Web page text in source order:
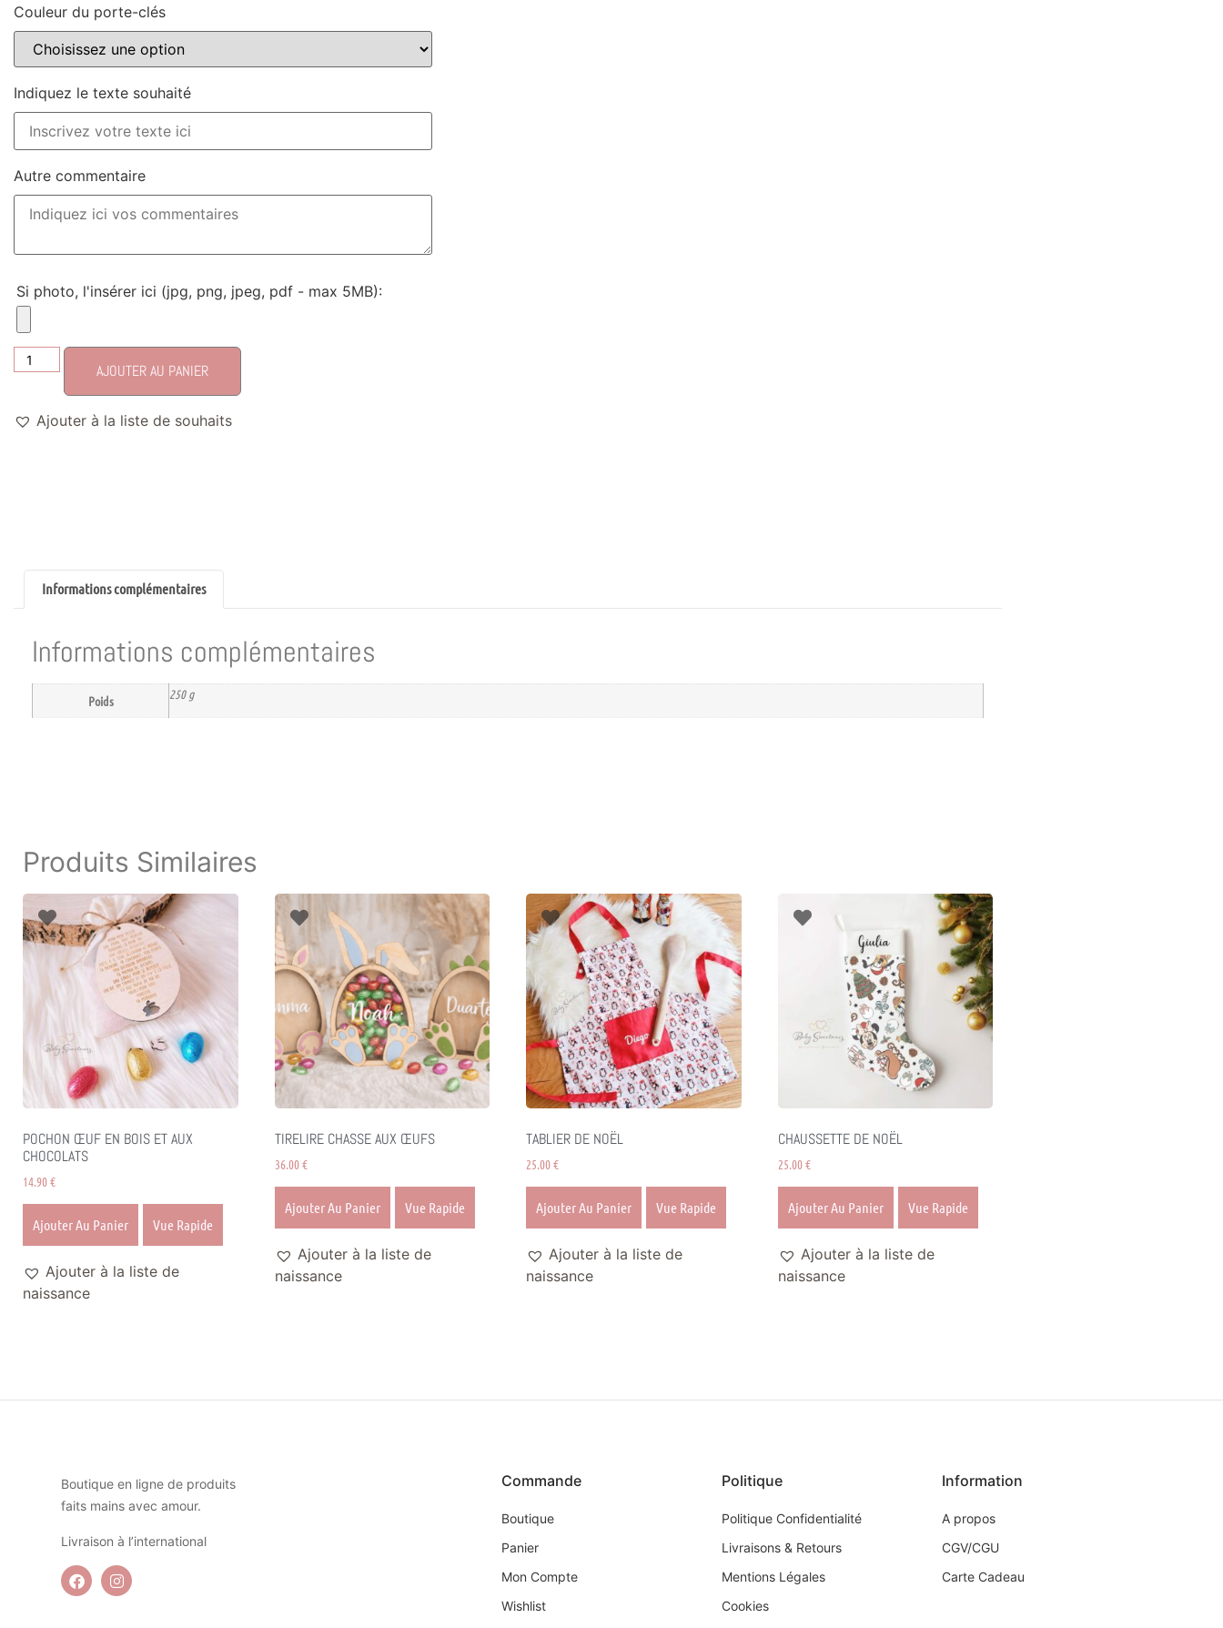
Couleur du porte-clés
Indiquez le texte souhaité
Autre commentaire
Si photo, l'insérer ici (jpg, png, jpeg, pdf - max 5MB):
AJOUTER AU PANIER
Ajouter à la liste de souhaits
Informations complémentaires
Informations complémentaires
Poids 250 g
Produits Similaires
POCHON ŒUF EN BOIS ET AUX
CHOCOLATS
14.90€
Ajouter Au Panier Vue Rapide
Ajouter à la liste de
naissance
TIRELIRE CHASSE AUX ŒUFS
36.00€
Ajouter Au Panier Vue Rapide
Ajouter à la liste de
naissance
TABLIER DE NOËL
25.00€
Ajouter Au Panier Vue Rapide
Ajouter à la liste de
naissance
CHAUSSETTE DE NOËL
25.00€
Ajouter Au Panier Vue Rapide
Ajouter à la liste de
naissance
Boutique en ligne de produits
faits mains avec amour.
Livraison à l’international
Commande
Boutique
Panier
Mon Compte
Wishlist
Politique
Politique Confidentialité
Livraisons & Retours
Mentions Légales
Cookies
Information
A propos
CGV/CGU
Carte Cadeau